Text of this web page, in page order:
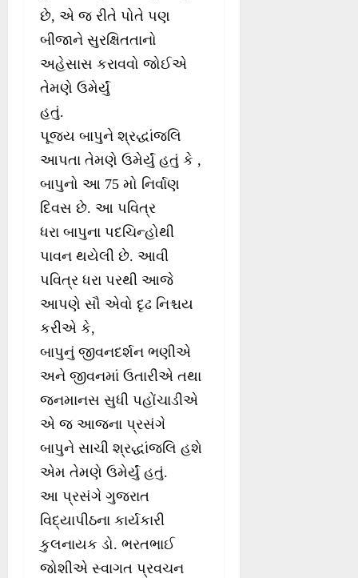
છે, એ જ રીતે પોતે પણ
બીજાને સુરક્ષિતતાનો
અહેસાસ કરાવવો જોઈએ
તેમણે ઉમેર્યું
હતું.
પૂજ્ય બાપુને શ્રદ્ધાંજલિ
આપતા તેમણે ઉમેર્યું હતું કે ,
બાપુનો આ 75 મો નિર્વાણ
દિવસ છે. આ પવિત્ર
ધરા બાપુના પદચિન્હોથી
પાવન થયેલી છે. આવી
પવિત્ર ધરા પરથી આજે
આપણે સૌ એવો દૃઢ નિશ્ચય
કરીએ કે,
બાપુનું જીવનદર્શન ભણીએ
અને જીવનમાં ઉતારીએ તથા
જનમાનસ સુધી પહોંચાડીએ
એ જ આજના પ્રસંગે
બાપુને સાચી શ્રદ્ધાંજલિ હશે
એમ તેમણે ઉમેર્યું હતું.
આ પ્રસંગે ગુજરાત
વિદ્યાપીઠના કાર્યકારી
કુલનાયક ડો. ભરતભાઈ
જોશીએ સ્વાગત પ્રવચન